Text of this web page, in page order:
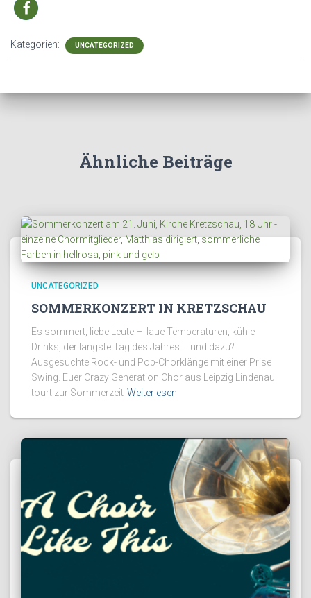
Kategorien: UNCATEGORIZED
Ähnliche Beiträge
UNCATEGORIZED
SOMMERKONZERT IN KRETZSCHAU
Es sommert, liebe Leute – laue Temperaturen, kühle
Drinks, der längste Tag des Jahres … und dazu?
Ausgesuchte Rock- und Pop-Chorklänge mit einer Prise
Swing. Euer Crazy Generation Chor aus Leipzig Lindenau
tourt zur Sommerzeit Weiterlesen